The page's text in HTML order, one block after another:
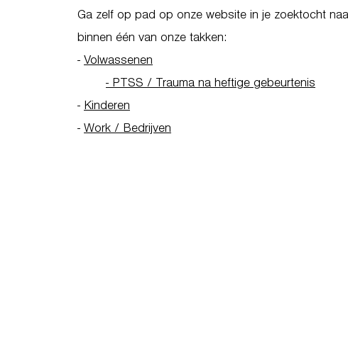
Ga zelf op pad op onze website in je zoektocht
binnen één van onze takken:
- Volwassenen
- PTSS / Trauma na heftige gebeurtenis
- Kinderen
- Work / Bedrijven